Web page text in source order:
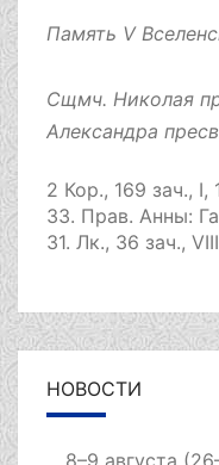
Память V
Сщмч. Николая
Александра
2 Кор., 169 зач., I,
33. Прав. Анны:
31. Лк., 36 зач.,
НОВОСТИ